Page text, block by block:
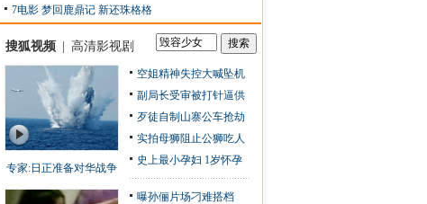
7电影 梦回鹿鼎记 新还珠格格
搜狐视频 高清影视剧
专家:日正准备对华战争
空姐精神失控大喊坠机
副局长受审被打针逼供
歹徒自制山寨公车抢劫
实拍母狮阻止公狮吃人
史上最小孕妇 1岁怀孕
曝孙俪片场刁难搭档